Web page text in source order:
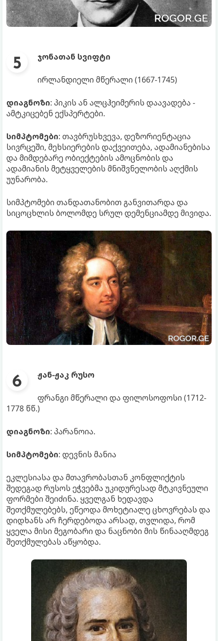
ჯონათან სვიფტი
ირლანდიელი მწერალი (1667-1745)
დიაგნოზი: პიკის ან ალცჰეიმერის დაავადება -
ამტკიცებენ ექსპერტები.
სიმპტომები: თავბრუსხვევა, დეზორიენტაცია
სივრცეში, მეხსიერების დაქვეითება, ადამიანებისა
და მიმდებარე ობიექტების ამოცნობის და
ადამიანის მეტყველების მნიშვნელობის აღქმის
უუნარობა.
სიმპტომები თანდათანობით განვითარდა და
სიცოცხლის ბოლომდე სრულ დემენციამდე მივიდა.
ჟან-ჟაკ რუსო
ფრანგი მწერალი და ფილოსოფოსი (1712-
1778 წწ.)
დიაგნოზი: პარანოია.
სიმპტომები: დევნის მანია
ეკლესიასა და მთავრობასთან კონფლიქტის
შედეგად რუსოს ეჭვებმა უკიდურესად მტკივნეული
ფორმები შეიძინა. ყველგან ხედავდა
შეთქმულებებს, ეწეოდა მოხეტიალე ცხოვრებას და
დიდხანს არ ჩერდებოდა არსად, თვლიდა, რომ
ყველა მისი მეგობარი და ნაცნობი მის წინააღმდეგ
შეთქმულებას აწყობდა.